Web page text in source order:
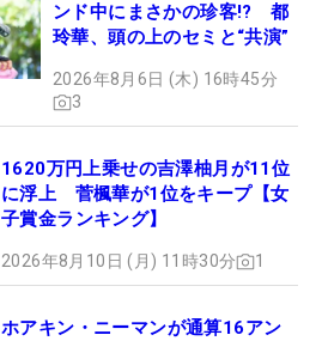
ンド中にまさかの珍客!? 都
玲華、頭の上のセミと“共演”
2026年8月6日 (木) 16時45分
3
1620万円上乗せの吉澤柚月が11位
に浮上 菅楓華が1位をキープ【女
子賞金ランキング】
2026年8月10日 (月) 11時30分 1
ホアキン・ニーマンが通算16アン